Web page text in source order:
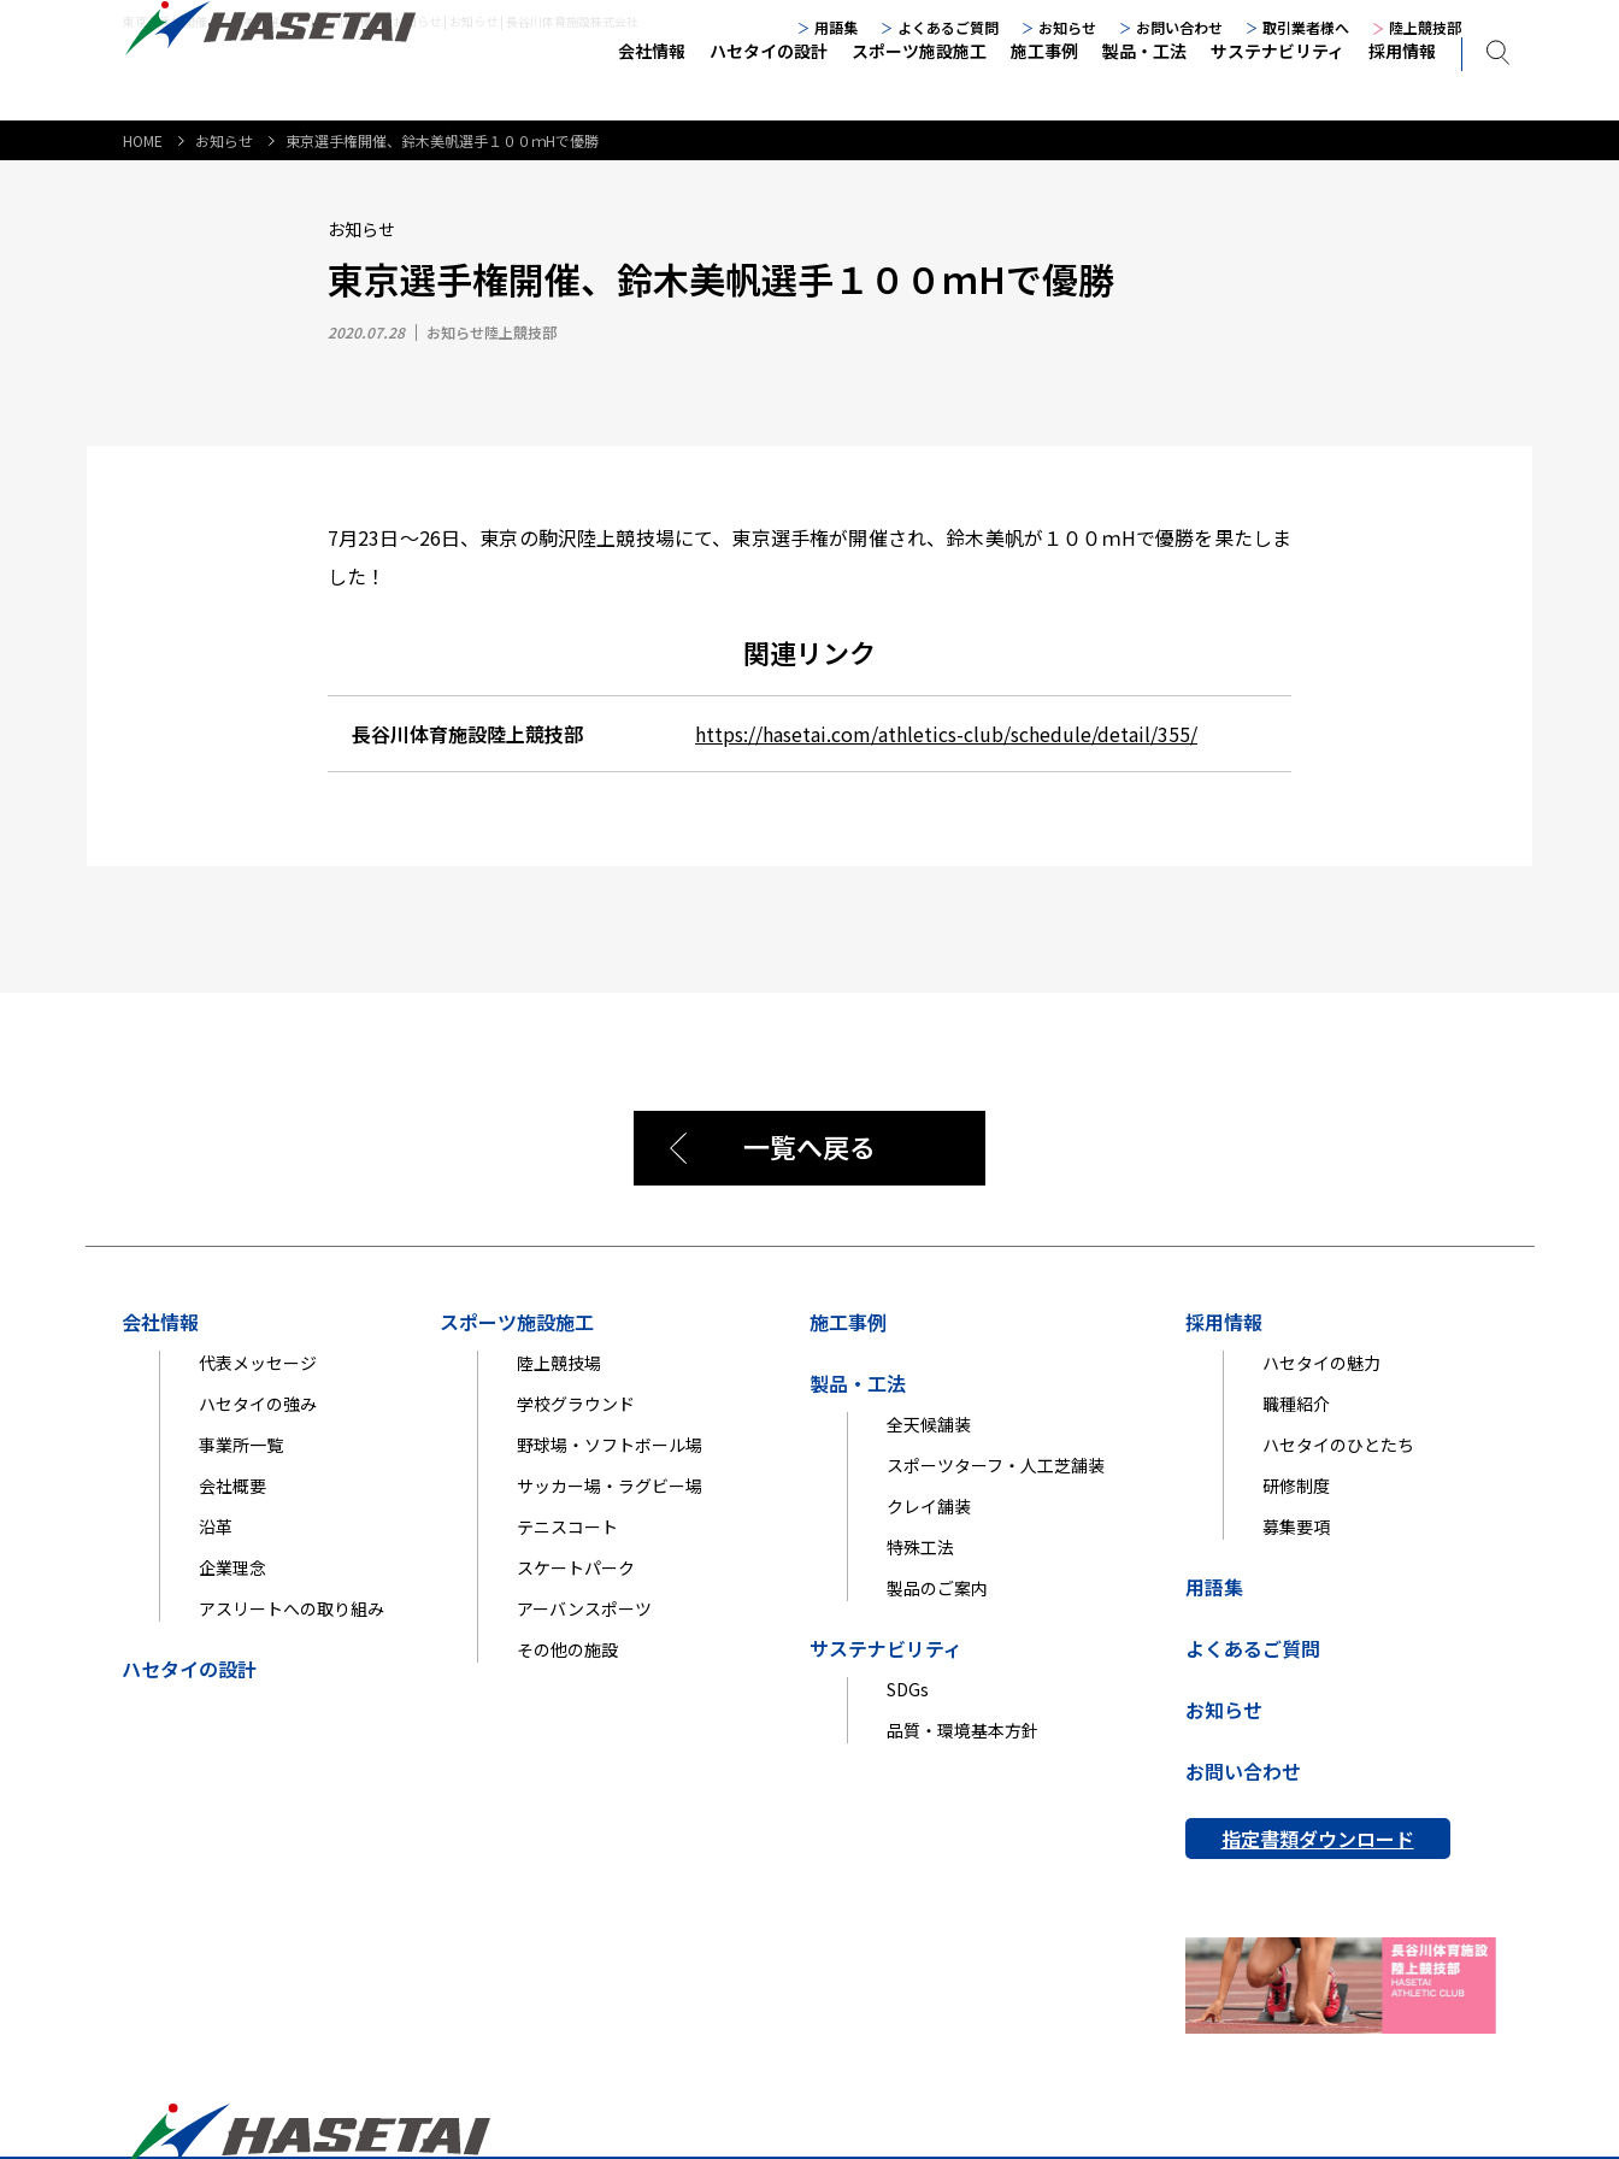
東京選手権開催、鈴木美帆選手１００ｍHで優勝 | お知らせ | お知らせ | 長谷川体育施設株式会社
会社情報 ハセタイの設計 スポーツ施設施工 施工事例 製品・工法 サステナビリティ 採用情報
用語集 よくあるご質問 お知らせ お問い合わせ 取引業者様へ 陸上競技部
HOME お知らせ 東京選手権開催、鈴木美帆選手１００ｍHで優勝
お知らせ
東京選手権開催、鈴木美帆選手１００ｍHで優勝
2020.07.28 お知らせ陸上競技部
7月23日～26日、東京の駒沢陸上競技場にて、東京選手権が開催され、鈴木美帆が１００ｍHで優勝を果たしま
した！
関連リンク
長谷川体育施設陸上競技部 https://hasetai.com/athletics-club/schedule/detail/355/
一覧へ戻る
会社情報
代表メッセージ
ハセタイの強み
事業所一覧
会社概要
沿革
企業理念
アスリートへの取り組み
ハセタイの設計
スポーツ施設施工
陸上競技場
学校グラウンド
野球場・ソフトボール場
サッカー場・ラグビー場
テニスコート
スケートパーク
アーバンスポーツ
その他の施設
施工事例
製品・工法
全天候舗装
スポーツターフ・人工芝舗装
クレイ舗装
特殊工法
製品のご案内
サステナビリティ
SDGs
品質・環境基本方針
採用情報
ハセタイの魅力
職種紹介
ハセタイのひとたち
研修制度
募集要項
用語集
よくあるご質問
お知らせ
お問い合わせ
指定書類ダウンロード